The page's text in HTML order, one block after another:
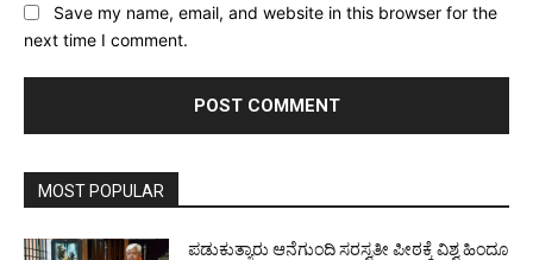
Save my name, email, and website in this browser for the
next time I comment.
MOST POPULAR
ಪಡುಕುತ್ಯಾರು ಆನೆಗುಂದಿ ಸರಸ್ವತೀ ಪೀಠಕ್ಕೆ ವಿಶ್ವ ಹಿಂದೂ